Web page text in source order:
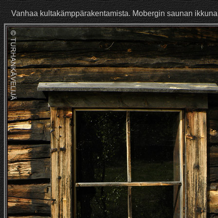
Vanhaa kultakämppärakentamista. Mobergin saunan